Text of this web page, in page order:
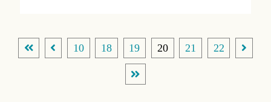
10 18 19 20 21 22